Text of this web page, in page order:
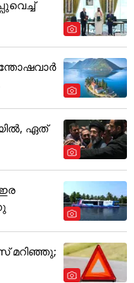
ഏത്
മറിഞ്ഞു;